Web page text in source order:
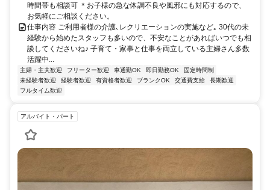
時間帯も相談可 ＊お子様の急な体調不良や風邪にも対応するので、
お気軽にご相談ください。
仕事内容 ご利用者様の介護､レクリエーションの実施など｡ 30代の未
経験から始めたスタッフも多いので、不安なことがあればいつでも相
談してくださいね♪ 子育て・家事と仕事を両立している主婦さん多数
活躍中...
主婦・主夫歓迎 フリーター歓迎 車通勤OK 即日勤務OK
固定時間制
未経験者歓迎
経験者歓迎 有資格者歓迎 ブランクOK 交通費支給
長期歓迎
フルタイム歓迎
アルバイト・パート